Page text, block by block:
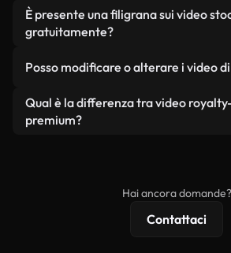
senza citare il creatore, sebbene
gradito.
Sì. Tutti i filmati di Coverr possono
in video monetizzati su YouTube,
condizione che non si rivendano
È presente una filigrana sui video
gratuitamente?
reali o generati dall'intelligenza
filigrane. Avrai a disposizione
all'uso.
Posso modificare o alterare i video
Sì. Siete liberi di tagliare,
nostri video. Assicuratevi solo che
Qual è la differenza tra video
premium?
Hai ancora domande?
Contattaci